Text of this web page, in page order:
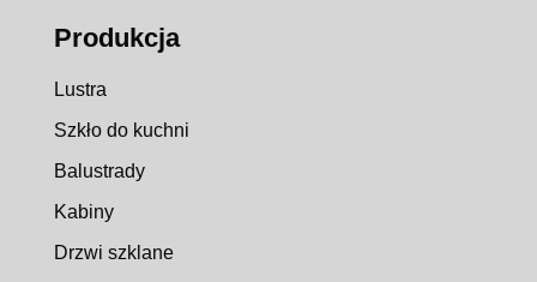
Produkcja
Lustra
Szkło do kuchni
Balustrady
Kabiny
Drzwi szklane